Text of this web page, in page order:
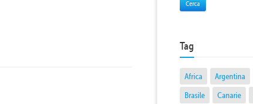
Cerca
Tag
Africa Argentina
Brasile
Canarie